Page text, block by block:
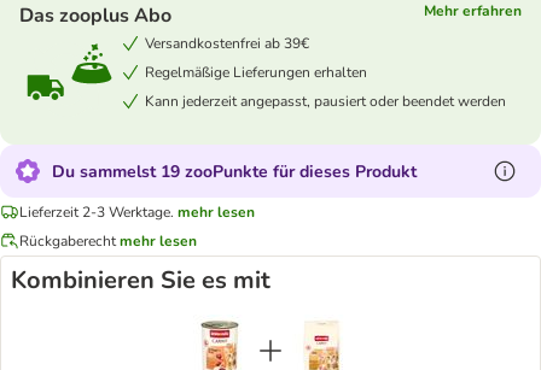
Das zooplus Abo
Mehr erfahren
Versandkostenfrei ab 39€
Regelmäßige Lieferungen erhalten
Kann jederzeit angepasst, pausiert oder beendet werden
Du sammelst 19 zooPunkte für dieses Produkt
Lieferzeit 2-3 Werktage. mehr lesen
Rückgaberechtmehr lesen
Kombinieren Sie es mit